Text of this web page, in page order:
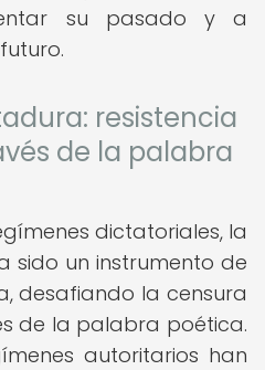
su pasado y a
resistencia
de la palabra
dictatoriales, la
sido un instrumento de
desafiando la censura
de la palabra poética.
autoritarios han